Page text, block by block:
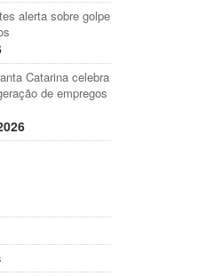
alerta sobre golpe
Catarina celebra
de empregos